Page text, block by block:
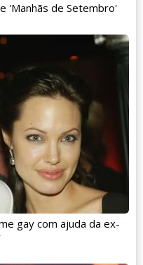
'Manhãs de Setembro'
gay com ajuda da ex-